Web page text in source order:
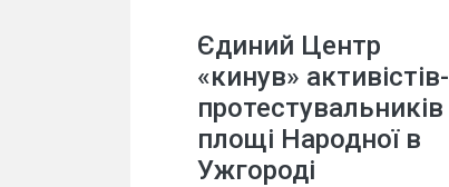
Єдиний Центр
«кинув» активістів-
протестувальників
площі Народної в
Ужгороді